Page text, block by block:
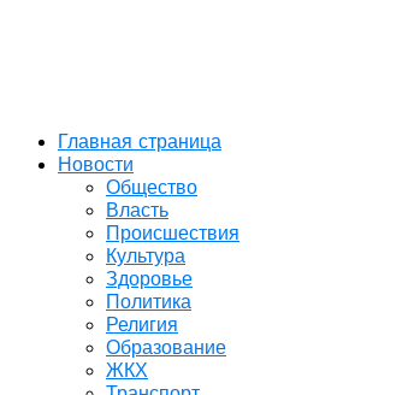
Главная страница
Новости
Общество
Власть
Происшествия
Культура
Здоровье
Политика
Религия
Образование
ЖКХ